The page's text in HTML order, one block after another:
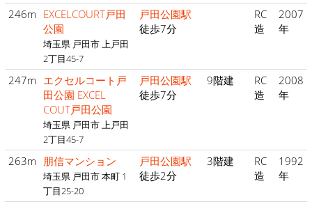
246m EXCELCOURT戸田
公園
埼玉県 戸田市 上戸田
2丁目45-7
戸田公園駅
徒歩7分
RC
造
2007
年
247m エクセルコート戸
田公園 EXCEL
COUT戸田公園
埼玉県 戸田市 上戸田
2丁目45-7
戸田公園駅
徒歩7分
9階建
RC
造
2008
年
263m 朋信マンション
埼玉県 戸田市 本町 1
丁目25-20
戸田公園駅
徒歩2分
3階建
RC
造
1992
年